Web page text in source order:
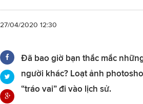
27/04/2020 12:30
Đã bao giờ bạn thắc mắc
người khác? Loạt ảnh
“tráo vai” đi vào lịch sử.